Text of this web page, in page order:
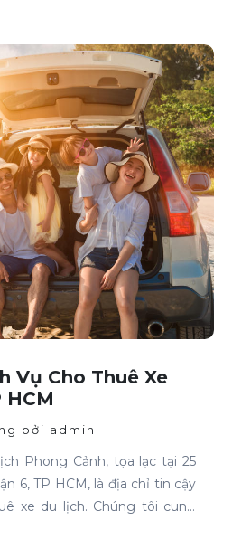
ô tô và những lưu ý để thuê xe
và tiết kiệm.
Vụ Cho Thuê Xe
HCM
bởi admin
Phong Cảnh, tọa lạc tại 25
6, TP HCM, là địa chỉ tin cậy
xe du lịch. Chúng tôi cung